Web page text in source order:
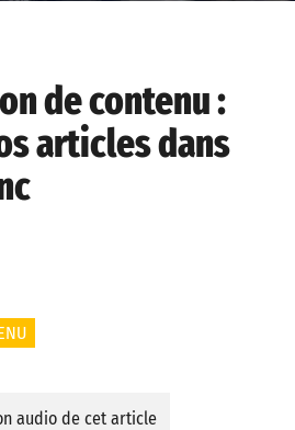
de contenu :
articles dans
audio de cet article